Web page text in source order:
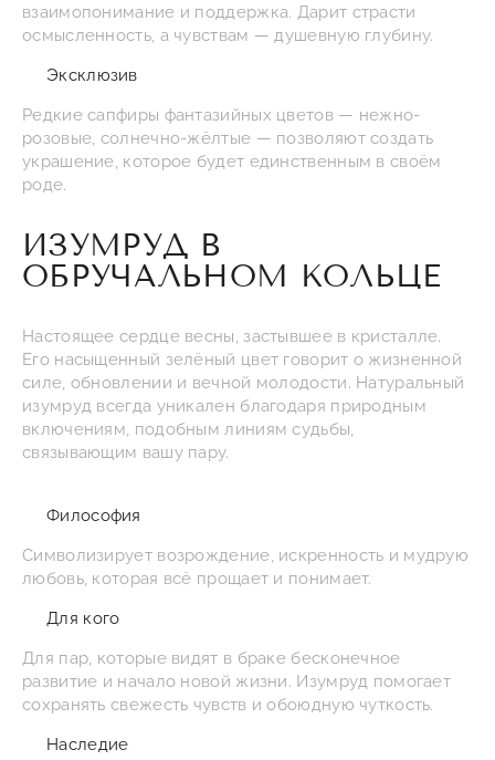
взаимопонимание и поддержка. Дарит страсти
осмысленность, а чувствам — душевную глубину.
Эксклюзив
Редкие сапфиры фантазийных цветов — нежно-
розовые, солнечно-жёлтые — позволяют создать
украшение, которое будет единственным в своём
роде.
ИЗУМРУД В
ОБРУЧАЛЬНОМ КОЛЬЦЕ
Настоящее сердце весны, застывшее в кристалле.
Его насыщенный зелёный цвет говорит о жизненной
силе, обновлении и вечной молодости. Натуральный
изумруд всегда уникален благодаря природным
включениям, подобным линиям судьбы,
связывающим вашу пару.
Философия
Символизирует возрождение, искренность и мудрую
любовь, которая всё прощает и понимает.
Для кого
Для пар, которые видят в браке бесконечное
развитие и начало новой жизни. Изумруд помогает
сохранять свежесть чувств и обоюдную чуткость.
Наследие